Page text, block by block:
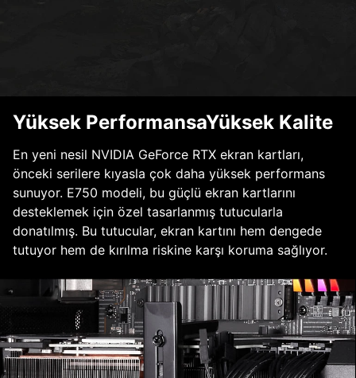
Yüksek PerformansaYüksek Kalite
En yeni nesil NVIDIA GeForce RTX ekran kartları,
önceki serilere kıyasla çok daha yüksek performans
sunuyor. E750 modeli, bu güçlü ekran kartlarını
desteklemek için özel tasarlanmış tutucularla
donatılmış. Bu tutucular, ekran kartını hem dengede
tutuyor hem de kırılma riskine karşı koruma sağlıyor.